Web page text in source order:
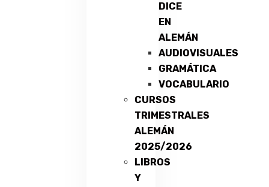
DICE
EN
ALEMÁN
AUDIOVISUALES
GRAMÁTICA
VOCABULARIO
CURSOS
TRIMESTRALES
ALEMÁN
2025/2026
LIBROS
Y